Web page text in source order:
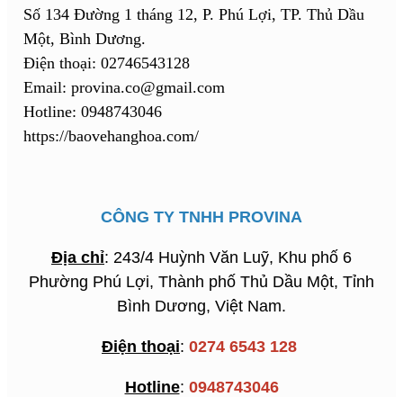
Số 134 Đường 1 tháng 12, P. Phú Lợi, TP. Thủ Dầu
Một, Bình Dương.
Điện thoại: 02746543128
Email: provina.co@gmail.com
Hotline: 0948743046
https://baovehanghoa.com/
CÔNG TY TNHH PROVINA
Địa chỉ: 243/4 Huỳnh Văn Luỹ, Khu phố 6
Phường Phú Lợi, Thành phố Thủ Dầu Một, Tỉnh
Bình Dương, Việt Nam.
Điện thoại: 0274 6543 128
Hotline: 0948743046